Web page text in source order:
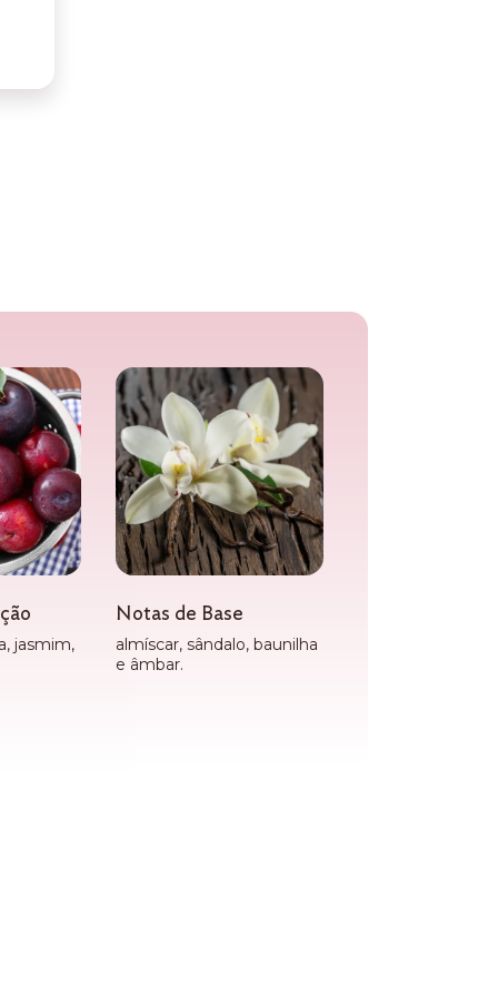
jasmim,
Notas de Base
almíscar, sândalo, baunilha
e âmbar.